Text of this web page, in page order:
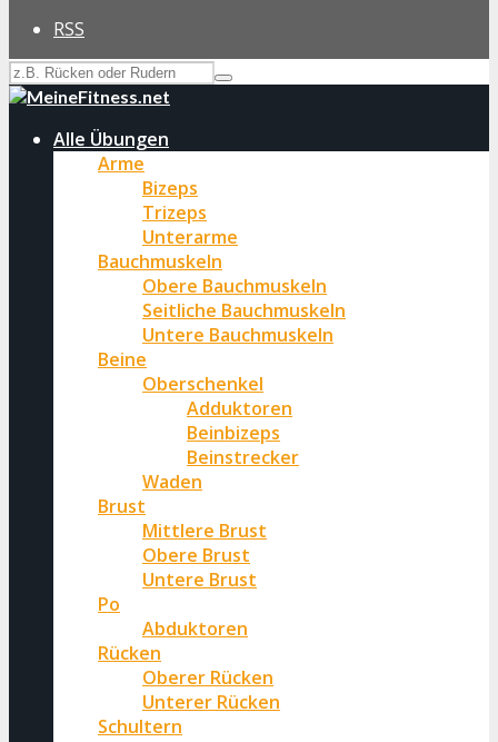
RSS
Alle Übungen
Arme
Bizeps
Trizeps
Unterarme
Bauchmuskeln
Obere Bauchmuskeln
Seitliche Bauchmuskeln
Untere Bauchmuskeln
Beine
Oberschenkel
Adduktoren
Beinbizeps
Beinstrecker
Waden
Brust
Mittlere Brust
Obere Brust
Untere Brust
Po
Abduktoren
Rücken
Oberer Rücken
Unterer Rücken
Schultern